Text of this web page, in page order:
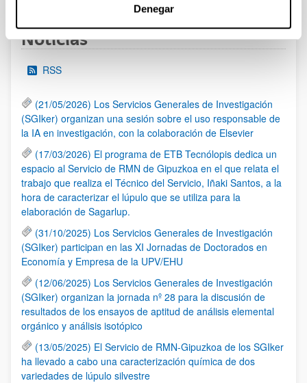
Denegar
Noticias
RSS
(21/05/2026) Los Servicios Generales de Investigación
(SGIker) organizan una sesión sobre el uso responsable de
la IA en investigación, con la colaboración de Elsevier
(17/03/2026) El programa de ETB Tecnólopis dedica un
espacio al Servicio de RMN de Gipuzkoa en el que relata el
trabajo que realiza el Técnico del Servicio, Iñaki Santos, a la
hora de caracterizar el lúpulo que se utiliza para la
elaboración de Sagarlup.
(31/10/2025) Los Servicios Generales de Investigación
(SGIker) participan en las XI Jornadas de Doctorados en
Economía y Empresa de la UPV/EHU
(12/06/2025) Los Servicios Generales de Investigación
(SGIker) organizan la jornada nº 28 para la discusión de
resultados de los ensayos de aptitud de análisis elemental
orgánico y análisis isotópico
(13/05/2025) El Servicio de RMN-Gipuzkoa de los SGIker
ha llevado a cabo una caracterización química de dos
variedades de lúpulo silvestre